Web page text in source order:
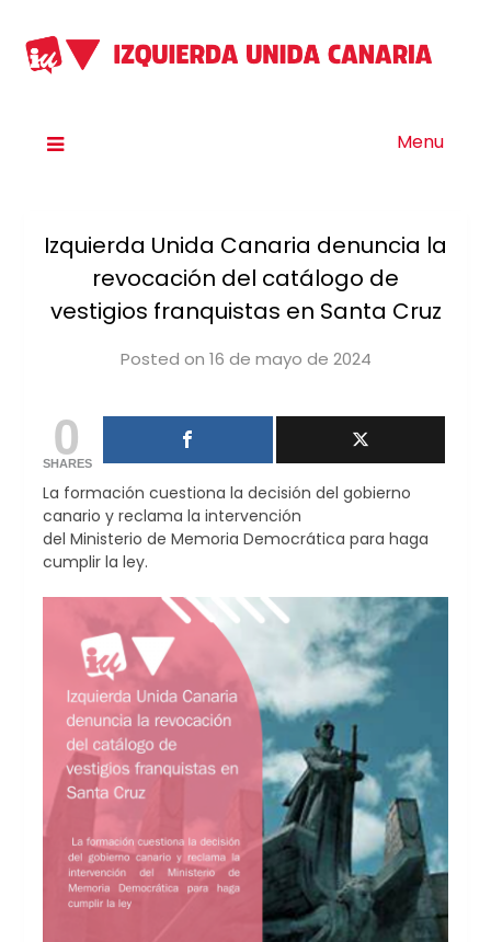
Menu
Izquierda Unida Canaria denuncia la
revocación del catálogo de
vestigios franquistas en Santa Cruz
Posted on 16 de mayo de 2024
0
SHARES
La formación cuestiona la decisión del gobierno
canario y reclama la intervención
del Ministerio de Memoria Democrática para haga
cumplir la ley.